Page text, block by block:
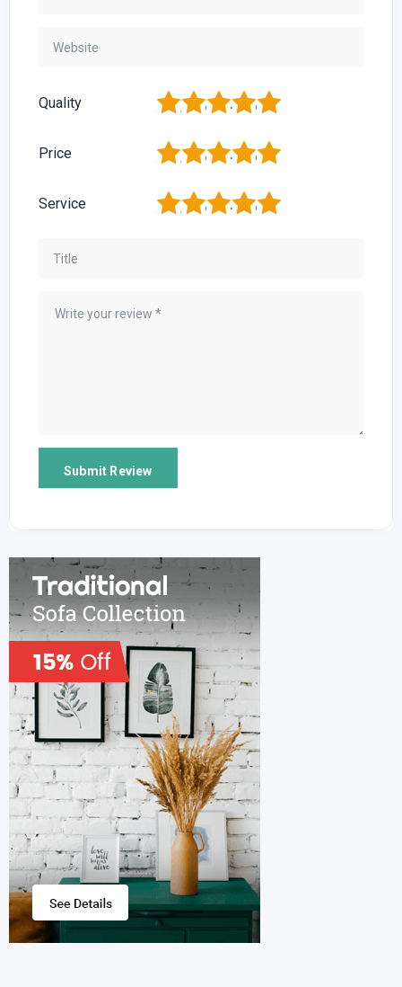
Quality 5
4
3
2
Price 5
4
3
2
Service 5
4
3
2